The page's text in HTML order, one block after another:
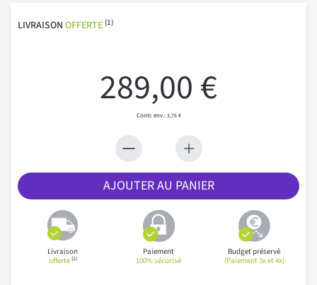
LIVRAISON OFFERTE (1)
289,00 €
3,76 €
AJOUTER AU PANIER
Livraison
offerte(1)
Paiement
100% sécurisé
Budget préservé
(Paiement 3x et 4x)